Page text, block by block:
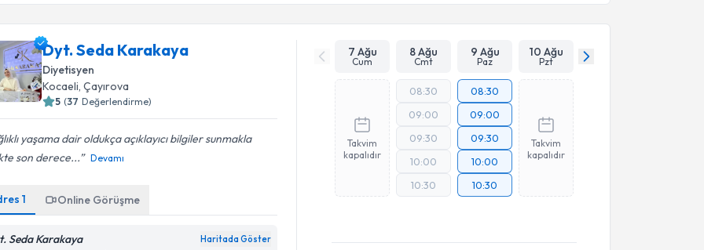
Dyt. Seda Karakaya
Diyetisyen
Kocaeli, Çayırova
5 (37 Değerlendirme)
yaşama dair oldukça açıklayıcı bilgiler sunmakla
son derece...
Devamı
1 Online Görüşme
Seda Karakaya Haritada Göster
7 Ağu
Cum
8 Ağu
Cmt
9 Ağu
Paz
10 Ağu
Pzt
Takvim
kapalıdır
08:30
09:00
09:30
10:00
10:30
08:30
09:00
09:30
10:00
10:30
Takvim
kapalıdır